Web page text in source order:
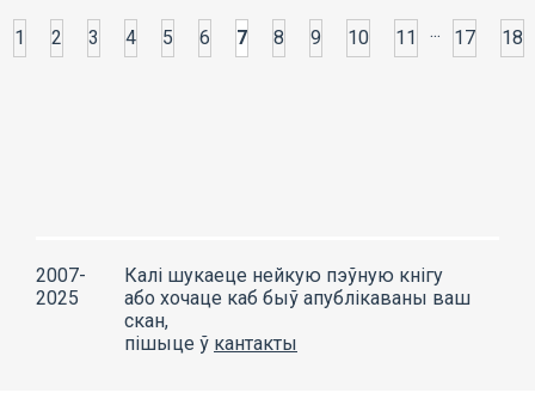
1 2 3 4 5 6 7 8 9 10 11 ... 17 18
2007-
2025
Калі шукаеце нейкую пэўную кнігу
або хочаце каб быў апублікаваны ваш
скан,
пішыце ў кантакты